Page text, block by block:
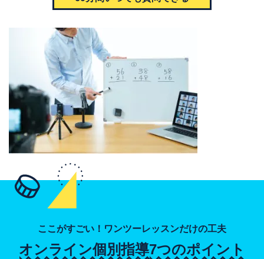
ここがすごい！ワンツーレッスンだけの工夫
オンライン個別指導7つのポイント